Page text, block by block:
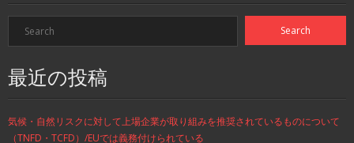
最近の投稿
気候・自然リスクに対して上場企業が取り組みを推奨されているものについて
（TNFD・TCFD）/EUでは義務付けられている